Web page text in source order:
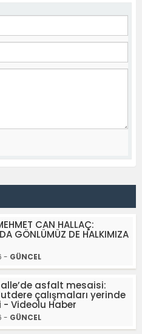
CAN HALLAÇ:
GÖNLÜMÜZ DE HALKIMIZA
- GÜNCEL
asfalt mesaisi:
çalışmaları yerinde
Videolu Haber
- GÜNCEL